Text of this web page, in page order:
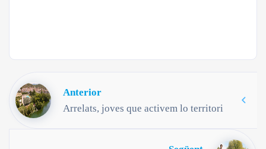
Anterior
Arrelats, joves que activem lo territori